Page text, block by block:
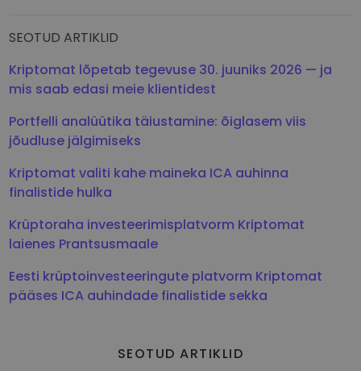
SEOTUD ARTIKLID
Kriptomat lõpetab tegevuse 30. juuniks 2026 — ja
mis saab edasi meie klientidest
Portfelli analüütika täiustamine: õiglasem viis
jõudluse jälgimiseks
Kriptomat valiti kahe maineka ICA auhinna
finalistide hulka
Krüptoraha investeerimisplatvorm Kriptomat
laienes Prantsusmaale
Eesti krüptoinvesteeringute platvorm Kriptomat
pääses ICA auhindade finalistide sekka
SEOTUD ARTIKLID